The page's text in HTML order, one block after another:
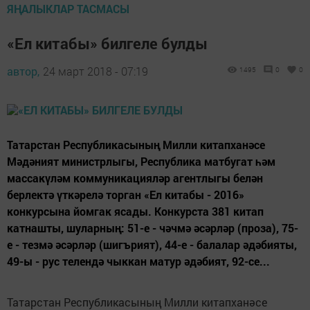
ЯҢАЛЫКЛАР ТАСМАСЫ
«Ел китабы» билгеле булды
автор, 24 март 2018 - 07:19 1495 0 0
Татарстан Республикасының Милли китапханәсе
Мәдәният министрлыгы, Республика матбугат һәм
массакүләм коммуникацияләр агентлыгы белән
берлектә үткәрелә торган «Ел китабы - 2016»
конкурсына йомгак ясады. Конкурста 381 китап
катнашты, шуларның: 51-е - чәчмә әсәрләр (проза), 75-
е - тезмә әсәрләр (шигърият), 44-е - балалар әдәбияты,
49-ы - рус телендә чыккан матур әдәбият, 92-се...
Татарстан Республикасының Милли китапханәсе